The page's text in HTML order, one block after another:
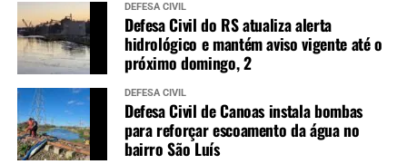
DEFESA CIVIL
Defesa Civil do RS atualiza alerta
hidrológico e mantém aviso vigente até o
próximo domingo, 2
DEFESA CIVIL
Defesa Civil de Canoas instala bombas
para reforçar escoamento da água no
bairro São Luís